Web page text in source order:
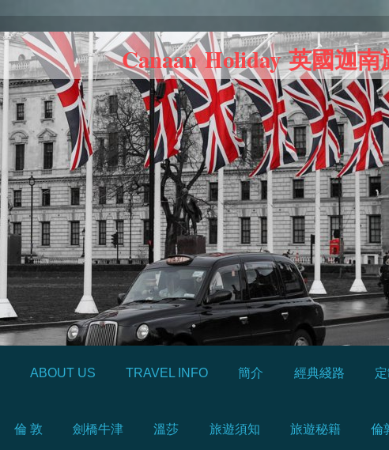
Canaan Holiday 英國迦南
ABOUT US TRAVEL INFO 簡介 經典綫路
倫 敦 劍橋牛津 溫莎 旅遊須知 旅遊秘籍 倫